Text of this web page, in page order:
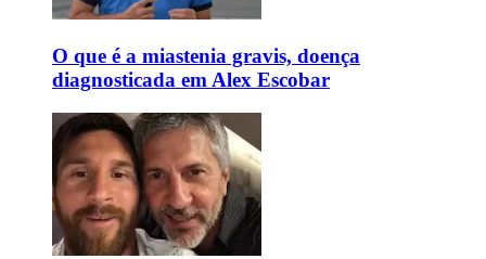
O que é a miastenia gravis, doença
diagnosticada em Alex Escobar